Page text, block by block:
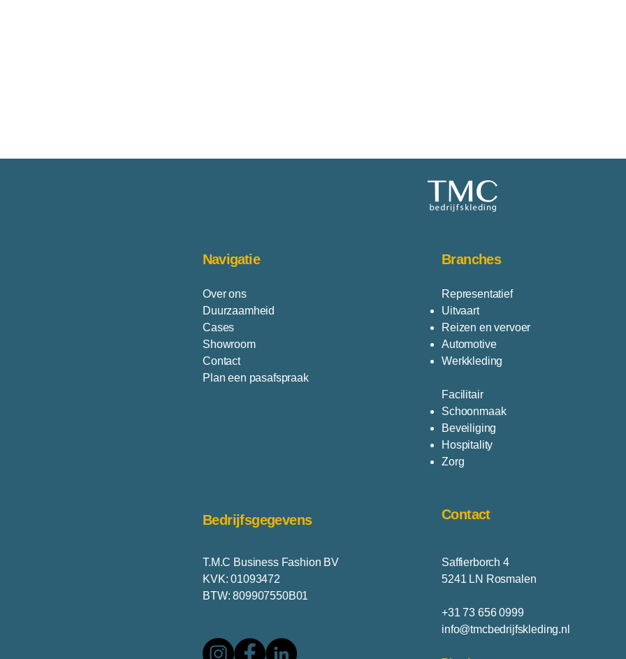
Navigatie
Over ons
Duurzaamheid
Cases
Showroom
Contact
Plan een pasafspraak
Branches
Representatief
Uitvaart
Reizen en vervoer
Automotive
Werkkleding
Facilitair
Schoonmaak
Beveiliging
Hospitality
Zorg
Bedrijfsgegevens
T.M.C Business Fashion BV
KVK: 01093472
BTW: 809907550B01
Contact
Saffierborch 4
5241 LN Rosmalen
+31 73 656 0999
info@tmcbedrijfskleding.nl